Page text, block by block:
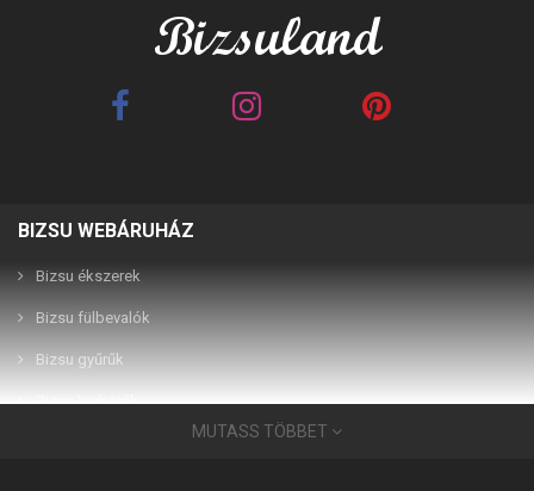
Best Friends barna 2in1
2,990 Ft
BIZSU WEBÁRUHÁZ
Bizsu ékszerek
Bizsu fülbevalók
Bizsu gyűrűk
Bizsu karkötők
MUTASS TÖBBET